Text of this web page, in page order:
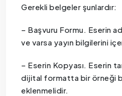
Gerekli belgeler şunlardır:
– Başvuru Formu. Eserin
ve varsa yayın bilgilerini
– Eserin Kopyası. Eserin
dijital formatta bir örneği
eklenmelidir.